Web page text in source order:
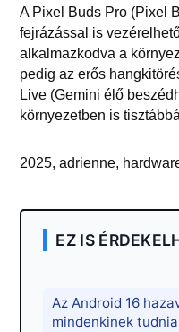
A Pixel Buds Pro (Pixel
fejrázással is
alkalmazkodva a
pedig az erős
Live (Gemini élő
környezetben is
2025, adrienne,
EZ IS
Az Android 16
mindenkinek